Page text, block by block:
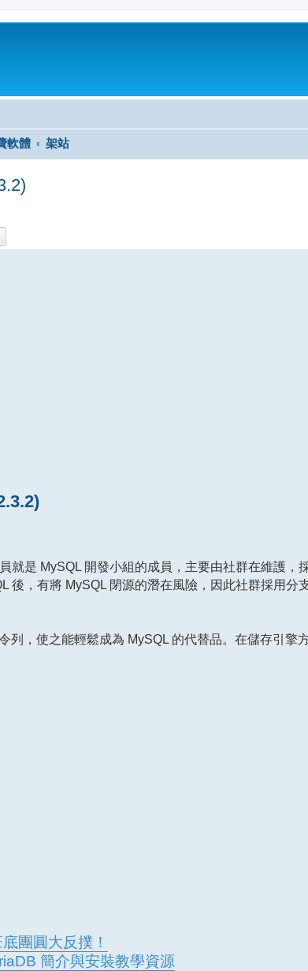
軟體 架站
就是 MySQL 開發小組的成員，主要由社群在維護，
後，有將 MySQL 閉源的潛在風險，因此社群採用分
列，使之能輕鬆成為 MySQL 的代替品。在儲存引擎
團圓大反撲！
簡介與安裝教學資源